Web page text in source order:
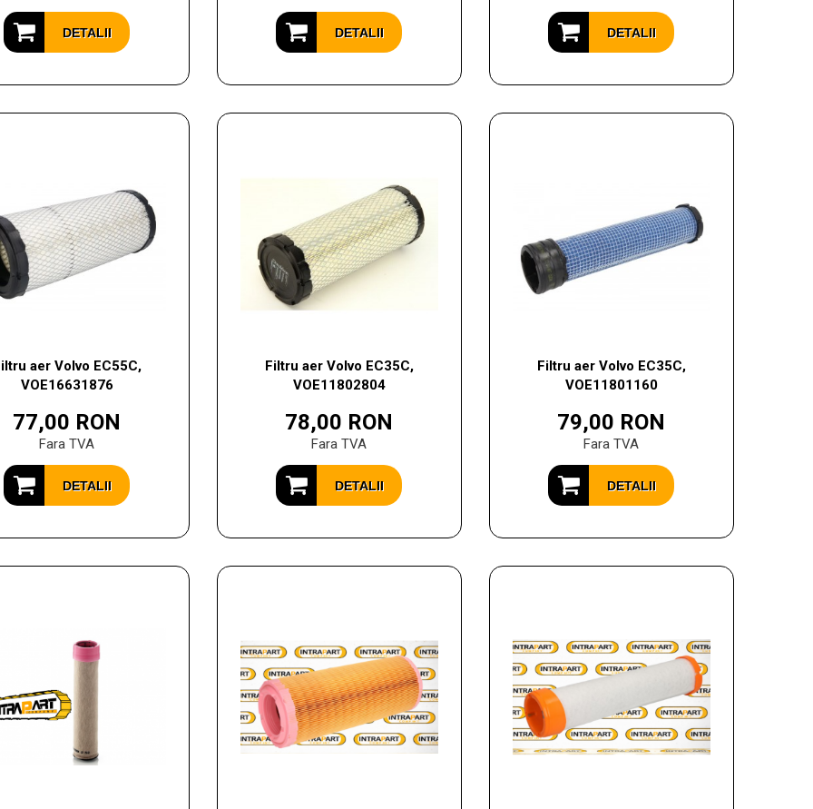
DETALII DETALII DETALII
aer Volvo EC55C,
VOE16631876
77,00 RON
Fara TVA
DETALII
Filtru aer Volvo EC35C,
VOE11802804
78,00 RON
Fara TVA
DETALII
Filtru aer Volvo EC35C,
VOE11801160
79,00 RON
Fara TVA
DETALII